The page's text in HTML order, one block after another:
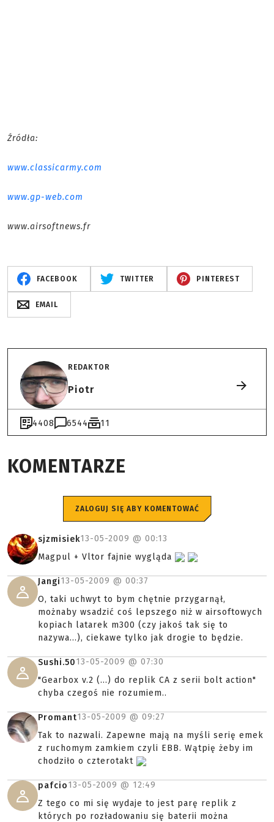
Źródła:
www.classicarmy.com
www.gp-web.com
www.airsoftnews.fr
FACEBOOK TWITTER PINTEREST
EMAIL
REDAKTOR
Piotr
4408 6544 11
KOMENTARZE
ZALOGUJ SIĘ ABY KOMENTOWAĆ
sjzmisiek13-05-2009 @ 00:13
Magpul + Vltor fajnie wygląda
Jangi13-05-2009 @ 00:37
O, taki uchwyt to bym chętnie przygarnął,
możnaby wsadzić coś lepszego niż w airsoftowych
kopiach latarek m300 (czy jakoś tak się to
nazywa...), ciekawe tylko jak drogie to będzie.
Sushi.5013-05-2009 @ 07:30
"Gearbox v.2 (...) do replik CA z serii bolt action"
chyba czegoś nie rozumiem..
Promant13-05-2009 @ 09:27
Tak to nazwali. Zapewne mają na myśli serię emek
z ruchomym zamkiem czyli EBB. Wątpię żeby im
chodziło o czterotakt
pafcio13-05-2009 @ 12:49
Z tego co mi się wydaje to jest parę replik z
których po rozładowaniu się baterii można